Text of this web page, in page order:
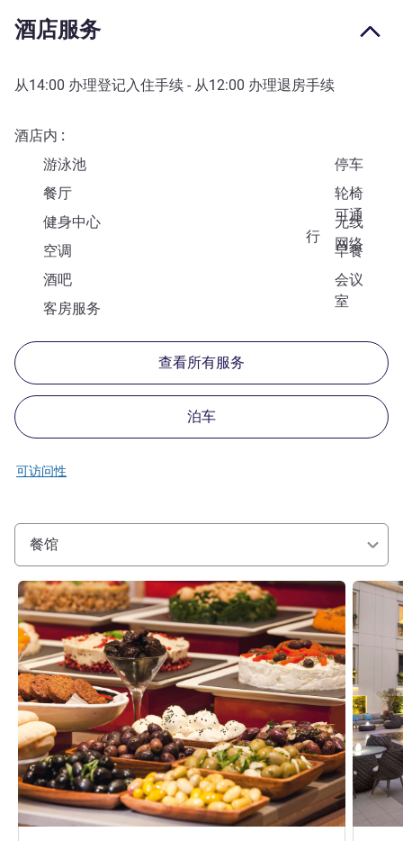
酒店服务
从14:00 办理登记入住手续 - 从12:00 办理退房手续
酒店内
游泳池
停车
餐厅
轮椅
可通
行
健身中心
无线
网络
空调
早餐
酒吧
会议
室
客房服务
查看所有服务
泊车
可访问性
餐馆
请参阅详情 请参阅